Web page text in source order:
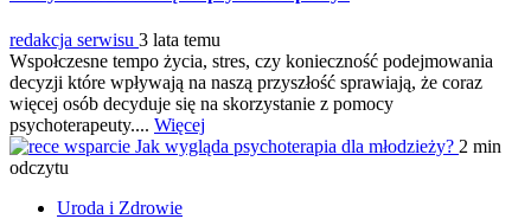
redakcja serwisu 3 lata temu
Wspołczesne tempo życia, stres, czy konieczność podejmowania
decyzji które wpływają na naszą przyszłość sprawiają, że coraz
więcej osób decyduje się na skorzystanie z pomocy
psychoterapeuty.... Więcej
Jak wygląda psychoterapia dla młodzieży? 2 min
odczytu
Uroda i Zdrowie